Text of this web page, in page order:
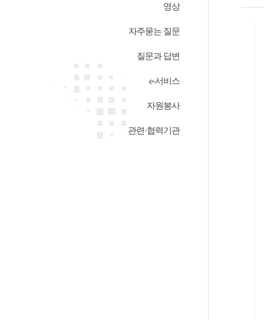
영상
자주묻는 질문
질문과 답변
e-서비스
자원봉사
관련·협력기관